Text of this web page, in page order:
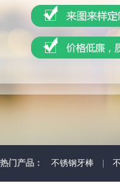
热门产品： 不锈钢牙棒